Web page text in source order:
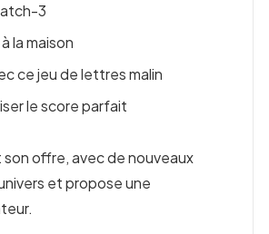
3
la maison
ce jeu de lettres malin
le score parfait
offre, avec de nouveaux
et propose une